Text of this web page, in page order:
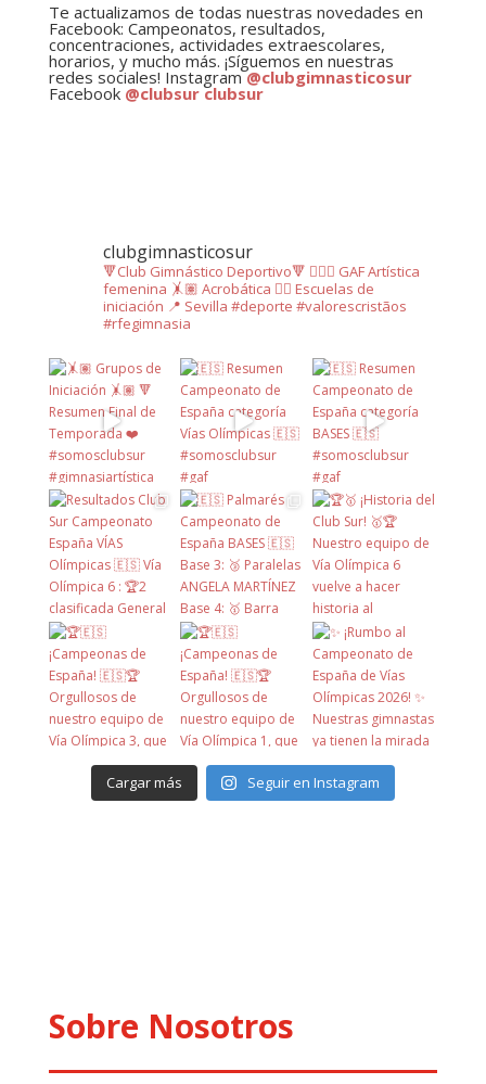
Te actualizamos de todas nuestras novedades en
Facebook: Campeonatos, resultados,
concentraciones, actividades extraescolares,
horarios, y mucho más. ¡Síguemos en nuestras
redes sociales! Instagram@clubgimnasticosur
Facebook @clubsur clubsur
clubgimnasticosur
🔻Club Gimnástico Deportivo🔻 🤸🏿‍♂️ GAF Artística
femenina 🤸🏽 Acrobática 🤸‍♀️ Escuelas de
iniciación 📍 Sevilla #deporte #valorescristãos
#rfegimnasia
Cargar más Seguir en Instagram
Sobre Nosotros